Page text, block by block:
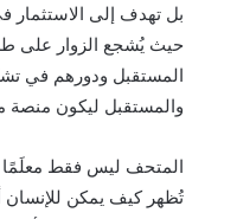
بل تهدف إلى الاستثمار
حيث يُشجع الزوار على
المستقبل ودورهم في
والمستقبل ليكون منصة
المتحف ليس فقط معلَمًا
تُظهر كيف يمكن للإنسان